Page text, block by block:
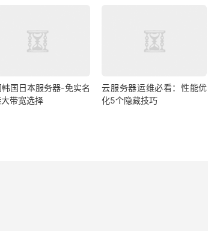
国日本服务器-免实名
带宽选择
云服务器运维必看：性能优
化5个隐藏技巧